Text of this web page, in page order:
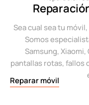
Sea cual sea tu
Somos
Samsung,
pantallas rotas, fallos
Reparar móvil